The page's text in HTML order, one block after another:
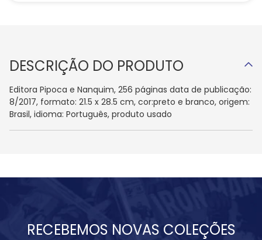
DESCRIÇÃO DO PRODUTO
Editora Pipoca e Nanquim, 256 páginas data de publicação:
8/2017, formato: 21.5 x 28.5 cm, cor:preto e branco, origem:
Brasil, idioma: Português, produto usado
RECEBEMOS NOVAS COLEÇÕES